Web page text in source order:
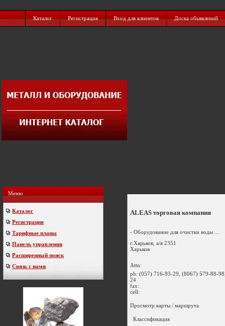
Каталог Регистрация Вход для клиентов Доска обьявлений
Меню
Каталог
Регистрация
Тарифные планы
Панель управления
Расширенный поиск
Связь с нами
ALEAS торговая компания
- Оборудование для очистки воды ...
г.Харьков, а/я 2351
Харьков
Attn:
ph: (057) 716-93-29, (8067) 579-88-
24
fax:
cell:
Просмотр карты / маршрута
Классификация